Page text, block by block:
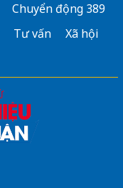
Chuyển động 389
Tư vấn
Xã hội